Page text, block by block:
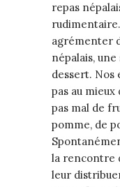
repas
agrémenter
népalais,
dessert. Nos
pas au
pas mal de
pomme, de
la rencontre
leur